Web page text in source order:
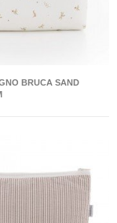
BRUCA SAND